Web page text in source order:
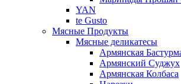
YAN
te Gusto
Мясные Продукты
Мясные деликатесы
Армянская
Армянский Суджух
Армянская Колбаса